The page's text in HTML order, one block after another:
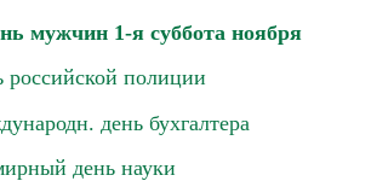
мужчин 1-я суббота ноября
российской полиции
день бухгалтера
день науки